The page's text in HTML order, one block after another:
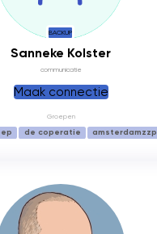
BACKUP
Sanneke Kolster
communicatie
Maak connectie
Groepen
de coperatie amsterdamzzp